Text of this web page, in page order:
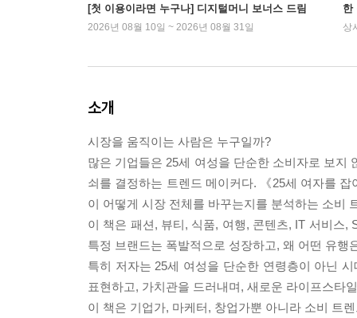
[첫 이용이라면 누구나] 디지털머니 보너스 드림
2026년 08월 10일 ~ 2026년 08월 31일
한
상
소개
시장을 움직이는 사람은 누구일까?
많은 기업들은 25세 여성을 단순한 소비자로 보지
쇠를 결정하는 트렌드 메이커다. 《25세 여자를
이 어떻게 시장 전체를 바꾸는지를 분석하는 소비
이 책은 패션, 뷰티, 식품, 여행, 콘텐츠, IT 서비스
특정 브랜드는 폭발적으로 성장하고, 왜 어떤 유
특히 저자는 25세 여성을 단순한 연령층이 아닌
표현하고, 가치관을 드러내며, 새로운 라이프스타
이 책은 기업가, 마케터, 창업가뿐 아니라 소비 트